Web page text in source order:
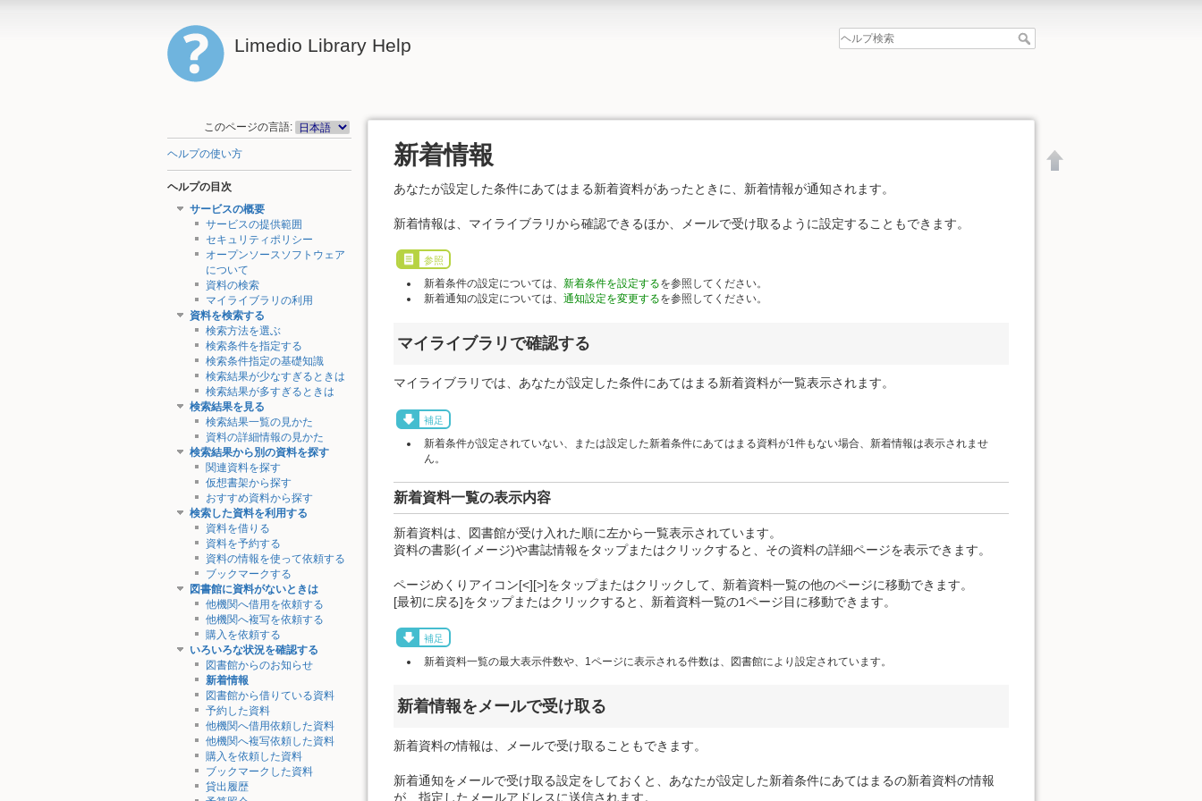
Limedio Library Help
このページの言語:
ヘルプの使い方
ヘルプの目次
サービスの概要
サービスの提供範囲
セキュリティポリシー
オープンソースソフトウェア
について
資料の検索
マイライブラリの利用
資料を検索する
検索方法を選ぶ
検索条件を指定する
検索条件指定の基礎知識
検索結果が少なすぎるときは
検索結果が多すぎるときは
検索結果を見る
検索結果一覧の見かた
資料の詳細情報の見かた
検索結果から別の資料を探す
関連資料を探す
仮想書架から探す
おすすめ資料から探す
検索した資料を利用する
資料を借りる
資料を予約する
資料の情報を使って依頼する
ブックマークする
図書館に資料がないときは
他機関へ借用を依頼する
他機関へ複写を依頼する
購入を依頼する
いろいろな状況を確認する
図書館からのお知らせ
新着情報
図書館から借りている資料
予約した資料
他機関へ借用依頼した資料
他機関へ複写依頼した資料
購入を依頼した資料
ブックマークした資料
貸出履歴
新着情報
あなたが設定した条件にあてはまる新着資料があったときに、新着情報が通知されます。
新着情報は、マイライブラリから確認できるほか、メールで受け取るように設定することもできます。
参照
新着条件の設定については、新着条件を設定するを参照してください。
新着通知の設定については、通知設定を変更するを参照してください。
マイライブラリで確認する
マイライブラリでは、あなたが設定した条件にあてはまる新着資料が一覧表示されます。
補足
新着条件が設定されていない、または設定した新着条件にあてはまる資料が1件もない場合、新着情報は表示されませ
ん。
新着資料一覧の表示内容
新着資料は、図書館が受け入れた順に左から一覧表示されています。
資料の書影(イメージ)や書誌情報をタップまたはクリックすると、その資料の詳細ページを表示できます。
ページめくりアイコン[<][>]をタップまたはクリックして、新着資料一覧の他のページに移動できます。
[最初に戻る]をタップまたはクリックすると、新着資料一覧の1ページ目に移動できます。
補足
新着資料一覧の最大表示件数や、1ページに表示される件数は、図書館により設定されています。
新着情報をメールで受け取る
新着資料の情報は、メールで受け取ることもできます。
新着通知をメールで受け取る設定をしておくと、あなたが設定した新着条件にあてはまるの新着資料の情報
が、指定したメールアドレスに送信されます。